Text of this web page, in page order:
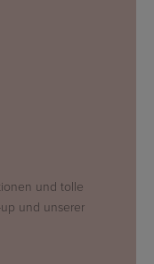
und tolle
und unserer